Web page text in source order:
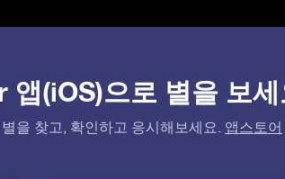
(iOS)으로 별을 보세
을 찾고, 확인하고 응시해보세요. 앱스토어